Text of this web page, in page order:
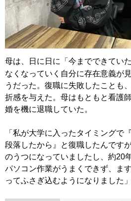
母は、日に日に「今までできてい
なくなっていく自分に存在意義が
うだった。復職に失敗したことも
折感を与えた。母はもともと看護
婚を機に退職していた。
「私が大学に入ったタイミングで
段落したから』と復職したんです
のうつになっていましたし、約20
パソコン作業がうまくできず、ま
ってふさぎ込むようになりました」